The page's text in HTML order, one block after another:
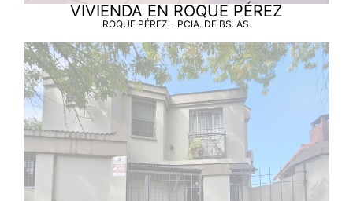
VIVIENDA EN ROQUE PÉREZ
ROQUE PÉREZ - PCIA. DE BS. AS.